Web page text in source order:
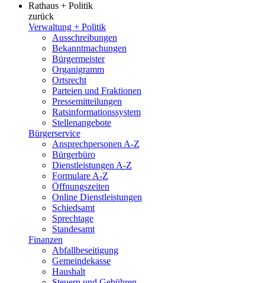
Rathaus + Politik
zurück
Verwaltung + Politik
Ausschreibungen
Bekanntmachungen
Bürgermeister
Organigramm
Ortsrecht
Parteien und Fraktionen
Pressemitteilungen
Ratsinformationssystem
Stellenangebote
Bürgerservice
Ansprechpersonen A-Z
Bürgerbüro
Dienstleistungen A-Z
Formulare A-Z
Öffnungszeiten
Online Dienstleistungen
Schiedsamt
Sprechtage
Standesamt
Finanzen
Abfallbeseitigung
Gemeindekasse
Haushalt